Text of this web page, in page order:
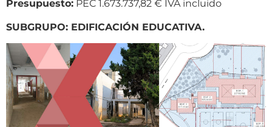
Presupuesto: PEC 1.673.737,82 € IVA incluido
SUBGRUPO: EDIFICACIÓN EDUCATIVA.